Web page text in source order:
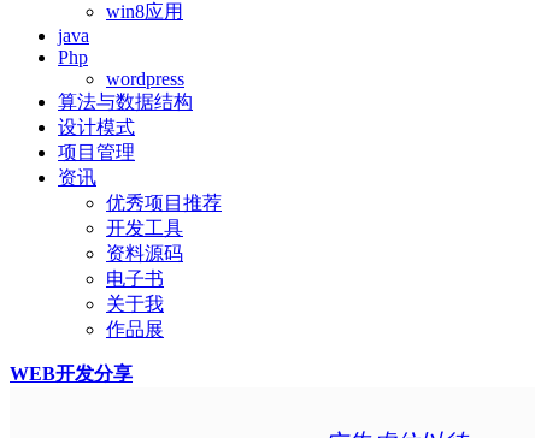
win8应用
java
Php
wordpress
算法与数据结构
设计模式
项目管理
资讯
优秀项目推荐
开发工具
资料源码
电子书
关于我
作品展
WEB开发分享